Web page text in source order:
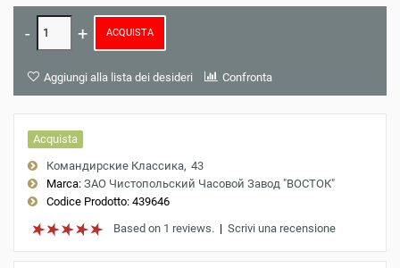
ACQUISTA
Aggiungi alla lista dei desideri Confronta
Acquista
Командирские Классика 43
Marca: ЗАО Чистопольский Часовой Завод "ВОСТОК"
Codice Prodotto: 439646
Based on 1 reviews. | Scrivi una recensione